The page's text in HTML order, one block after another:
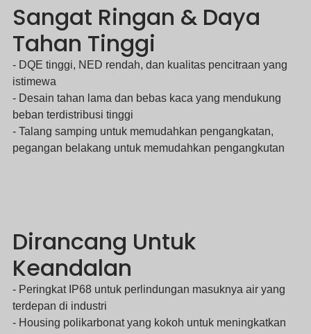
Sangat Ringan & Daya
Tahan Tinggi
- DQE tinggi, NED rendah, dan kualitas pencitraan yang
istimewa
- Desain tahan lama dan bebas kaca yang mendukung
beban terdistribusi tinggi
- Talang samping untuk memudahkan pengangkatan,
pegangan belakang untuk memudahkan pengangkutan
Dirancang Untuk
Keandalan
- Peringkat IP68 untuk perlindungan masuknya air yang
terdepan di industri
- Housing polikarbonat yang kokoh untuk meningkatkan